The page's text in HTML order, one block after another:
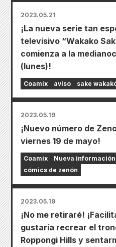
2023.05.21
¡La nueva serie tan
televisivo “Wakako
comienza a la
(lunes)!
Coamix aviso sake
2023.05.19
¡Nuevo número de
viernes 19 de mayo!
Coamix
Nueva
cómics de zenón
2023.05.19
¡No me retiraré!
gustaría recrear el
Roppongi Hills y